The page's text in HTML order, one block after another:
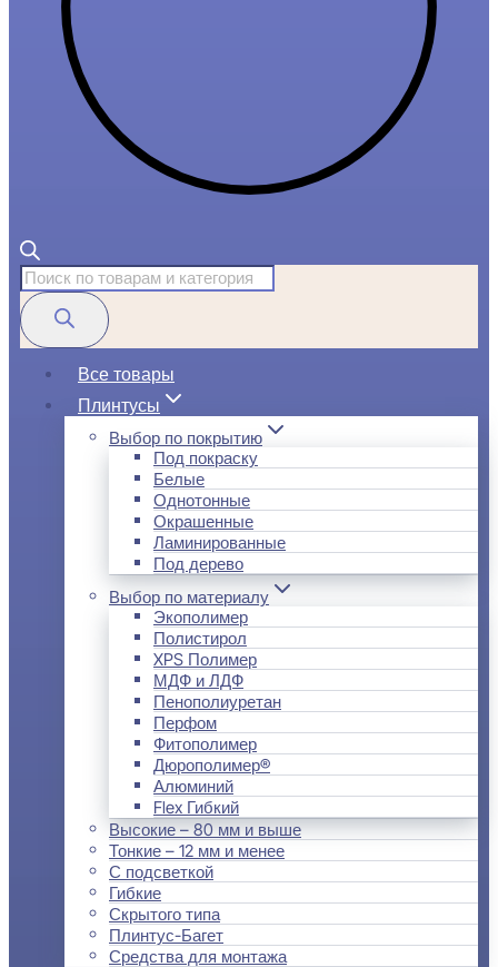
Поиск
товаров
Все товары
Плинтусы
Выбор по покрытию
Под покраску
Белые
Однотонные
Окрашенные
Ламинированные
Под дерево
Выбор по материалу
Экополимер
Полистирол
XPS Полимер
МДФ и ЛДФ
Пенополиуретан
Перфом
Фитополимер
Дюрополимер®
Алюминий
Flex Гибкий
Высокие – 80 мм и выше
Тонкие – 12 мм и менее
С подсветкой
Гибкие
Скрытого типа
Плинтус-Багет
Средства для монтажа